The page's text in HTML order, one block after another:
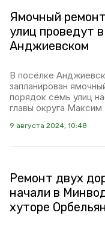
Ямочный
улиц проведут
Анджиевском
В посёлке
запланирован
порядок семь улиц
главы округа Максим
9 августа 2024, 10:48
Ремонт двух
начали в
хуторе